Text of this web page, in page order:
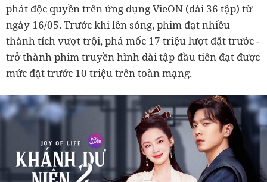
phát độc quyền trên ứng dụng VieON (dài 36 tập) từ
ngày 16/05. Trước khi lên sóng, phim đạt nhiều
thành tích vượt trội, phá mốc 17 triệu lượt đặt trước -
trở thành phim truyền hình dài tập đầu tiên đạt được
mức đặt trước 10 triệu trên toàn mạng.